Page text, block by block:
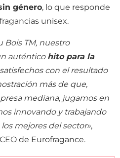
género, lo que responde
unisex.
Bois TM, nuestro
auténtico hito para la
con el resultado
más de que,
mediana, jugamos en
innovando y trabajando
mejores del sector»,
de Eurofragance.